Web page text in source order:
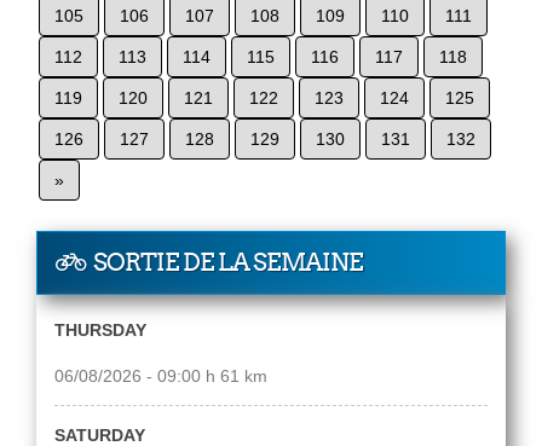
105 106 107 108 109 110 111
112 113 114 115 116 117 118
119 120 121 122 123 124 125
126 127 128 129 130 131 132
»
SORTIE DE LA SEMAINE
THURSDAY
06/08/2026 - 09:00 h 61 km
SATURDAY